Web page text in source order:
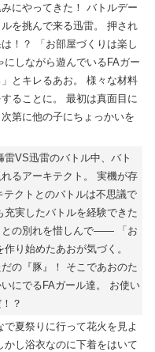
にやってきた！ バトルデー
を挑んで来る迅雷。 押され
！？ 「お部屋づくりは楽し
しながら遊んでいるFAガー
とキレるあお。 様々な材料
ることに。 最初は真面目に
第に他の子にちょっかいを
雷VS迅雷のバトル中、バト
るアーキテクト。 実機が存
クトとのバトルは不思議で
実したバトルを経験できた
との別れを惜しんで―― 「お
り始めたあおが気づく。
の『豚』！ そこであおのた
にでるFAガール達。 お使い
？
で夏祭りに行って花火を見よ
かし浴衣なのに下着をはいて